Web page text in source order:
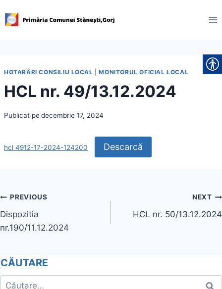
to
HOTARÂRI CONSILIU LOCAL |MONITORUL OFICIAL LOCAL
HCL nr. 49/13.12.2024
Publicat pedecembrie 17, 2024
hcl 4912-17-2024-124200 Descarcă
Navigare
în
PREVIOUS
Dispozitia
nr.190/11.12.2024
NEXT
HCL nr. 50/13.12.2024
CĂUTARE
Caută